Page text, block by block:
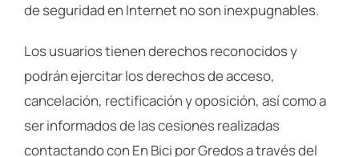
de seguridad en Internet no son inexpugnables.
Los usuarios tienen derechos reconocidos y
podrán ejercitar los derechos de acceso,
cancelación, rectificación y oposición, así como a
ser informados de las cesiones realizadas
contactando con En Bici por Gredos a través del